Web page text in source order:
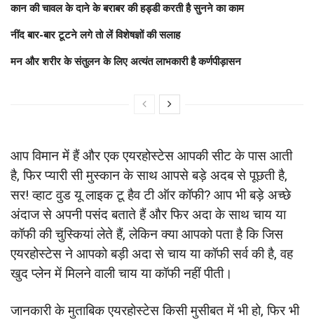
कान की चावल के दाने के बराबर की हड्डी करती है सुनने का काम
नींद बार-बार टूटने लगे तो लें विशेषज्ञों की सलाह
मन और शरीर के संतुलन के लिए अत्यंत लाभकारी है कर्णपीड़ासन
आप विमान में हैं और एक एयरहोस्‍टेस आपकी सीट के पास आती
है, फिर प्‍यारी सी मुस्‍कान के साथ आपसे बड़े अदब से पूछती है,
सर! व्‍हाट वुड यू लाइक टू हैव टी ऑर कॉफी? आप भी बड़े अच्छे
अंदाज से अपनी पसंद बताते हैं और फिर अदा के साथ चाय या
कॉफी की चुस्कियां लेते हैं, लेकिन क्‍या आपको पता है कि जिस
एयरहोस्‍टेस ने आपको बड़ी अदा से चाय या कॉफी सर्व की है, वह
खुद प्‍लेन में मिलने वाली चाय या कॉफी नहीं पीती।
जानकारी के मुताबिक एयरहोस्‍टेस किसी मुसीबत में भी हो, फिर भी